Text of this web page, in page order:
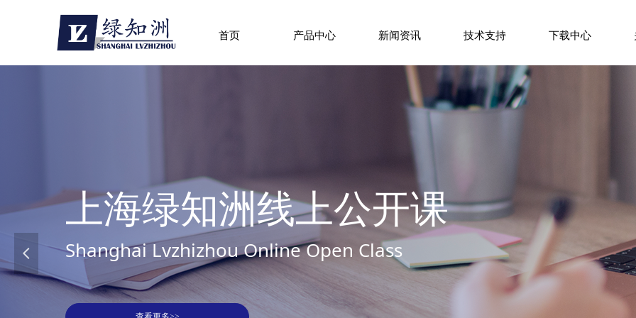
首页 产品中心 新闻资讯 技术支持 下载中心
上海绿知洲线上公开课
Shanghai Lvzhizhou Online Open Class
넳